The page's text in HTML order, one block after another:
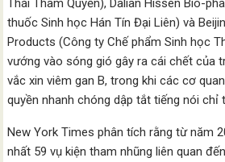
Thái Thâm Quyến), Dalian Hissen Bio-
thuốc Sinh học Hán Tín Đại Liên) và
Products (Công ty Chế phẩm Sinh học
vướng vào sóng gió gây ra cái chết của
vắc xin viêm gan B, trong khi các cơ
quyền nhanh chóng dập tắt tiếng nói chỉ
New York Times phân tích rằng từ năm
nhất 59 vụ kiện tham nhũng liên quan